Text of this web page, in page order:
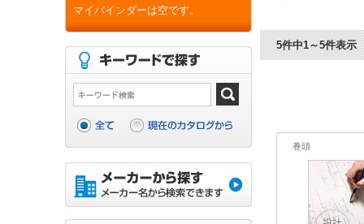
5件中1～5件表示
巻頭
マイバインダーは空です。